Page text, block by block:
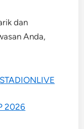
dan
Anda,